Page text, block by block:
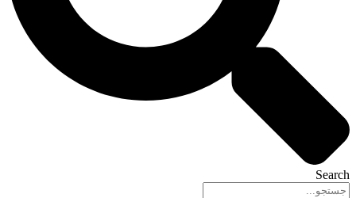
Search